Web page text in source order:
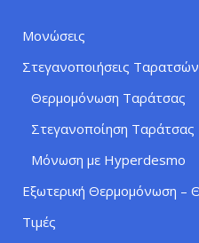
Μονώσεις
Στεγανοποιήσεις Ταρατσών
Θερμομόνωση Ταράτσας
Στεγανοποίηση Ταράτσας
Μόνωση με Hyperdesmo
Εξωτερική Θερμομόνωση –
Τιμές